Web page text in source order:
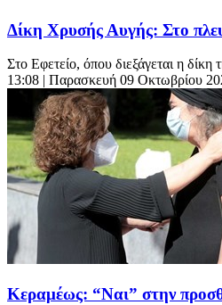
Δίκη Χρυσής Αυγής: Στο
Στο Εφετείο, όπου διεξάγεται η
13:08 | Παρασκευή 09 Οκτωβρίου
Κεραμέως: “Ναι” στην